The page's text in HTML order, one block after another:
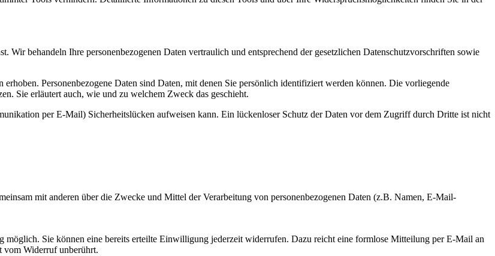
Wir behandeln Ihre personenbezogenen Daten vertraulich und entsprechend der gesetzlichen Datenschutzvorschriften sowie
erhoben. Personenbezogene Daten sind Daten, mit denen Sie persönlich identifiziert werden können. Die vorliegende
Sie erläutert auch, wie und zu welchem Zweck das geschieht.
per E-Mail) Sicherheitslücken aufweisen kann. Ein lückenloser Schutz der Daten vor dem Zugriff durch Dritte ist nicht
mit anderen über die Zwecke und Mittel der Verarbeitung von personenbezogenen Daten (z.B. Namen, E-Mail-
Sie können eine bereits erteilte Einwilligung jederzeit widerrufen. Dazu reicht eine formlose Mitteilung per E-Mail an
vom Widerruf unberührt.